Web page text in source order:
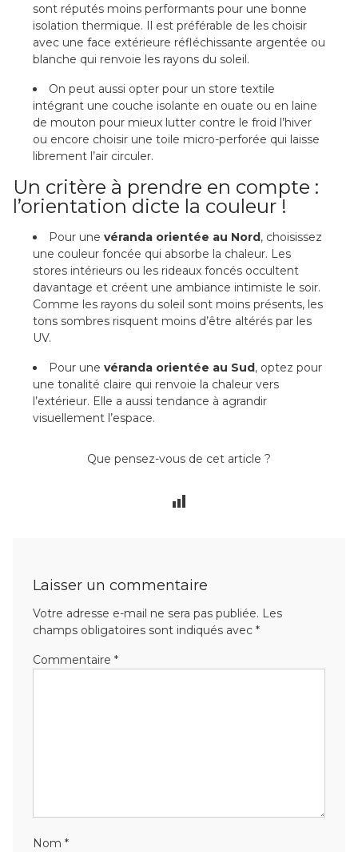
sont réputés moins performants pour une bonne
isolation thermique. Il est préférable de les choisir
avec une face extérieure réfléchissante argentée ou
blanche qui renvoie les rayons du soleil.
On peut aussi opter pour un store textile
intégrant une couche isolante en ouate ou en laine
de mouton pour mieux lutter contre le froid l’hiver
ou encore choisir une toile micro-perforée qui laisse
librement l’air circuler.
Un critère à prendre en compte :
l’orientation dicte la couleur !
Pour une véranda orientée au Nord, choisissez
une couleur foncée qui absorbe la chaleur. Les
stores intérieurs ou les rideaux foncés occultent
davantage et créent une ambiance intimiste le soir.
Comme les rayons du soleil sont moins présents, les
tons sombres risquent moins d’être altérés par les
UV.
Pour une véranda orientée au Sud, optez pour
une tonalité claire qui renvoie la chaleur vers
l’extérieur. Elle a aussi tendance à agrandir
visuellement l’espace.
Que pensez-vous de cet article ?
Laisser un commentaire
Votre adresse e-mail ne sera pas publiée. Les
champs obligatoires sont indiqués avec *
Commentaire *
Nom *